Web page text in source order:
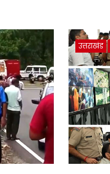
उत्तराखंड